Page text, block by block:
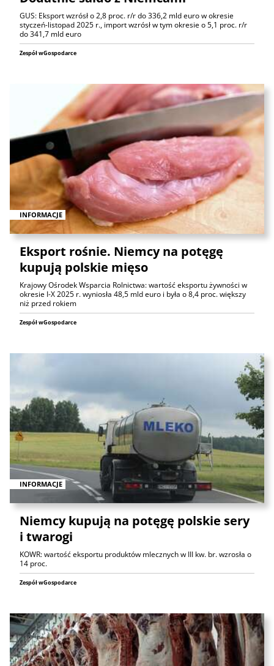
GUS: Eksport wzrósł o 2,8 proc. r/r do 336,2 mld euro w okresie
styczeń-listopad 2025 r., import wzrósł w tym okresie o 5,1 proc. r/r
do 341,7 mld euro
Zespół wGospodarce
INFORMACJE
Eksport rośnie. Niemcy na potęgę
kupują polskie mięso
Krajowy Ośrodek Wsparcia Rolnictwa: wartość eksportu żywności w
okresie I-X 2025 r. wyniosła 48,5 mld euro i była o 8,4 proc. większy
niż przed rokiem
Zespół wGospodarce
INFORMACJE
Niemcy kupują na potęgę polskie sery
i twarogi
KOWR: wartość eksportu produktów mlecznych w III kw. br. wzrosła o
14 proc.
Zespół wGospodarce